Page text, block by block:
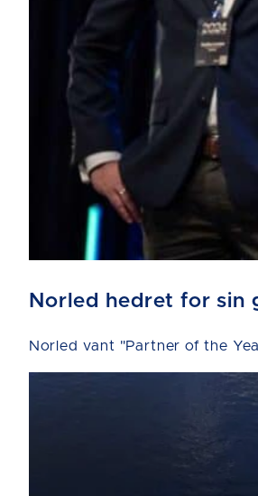
Norled hedret for sin
Norled vant "Partner of the